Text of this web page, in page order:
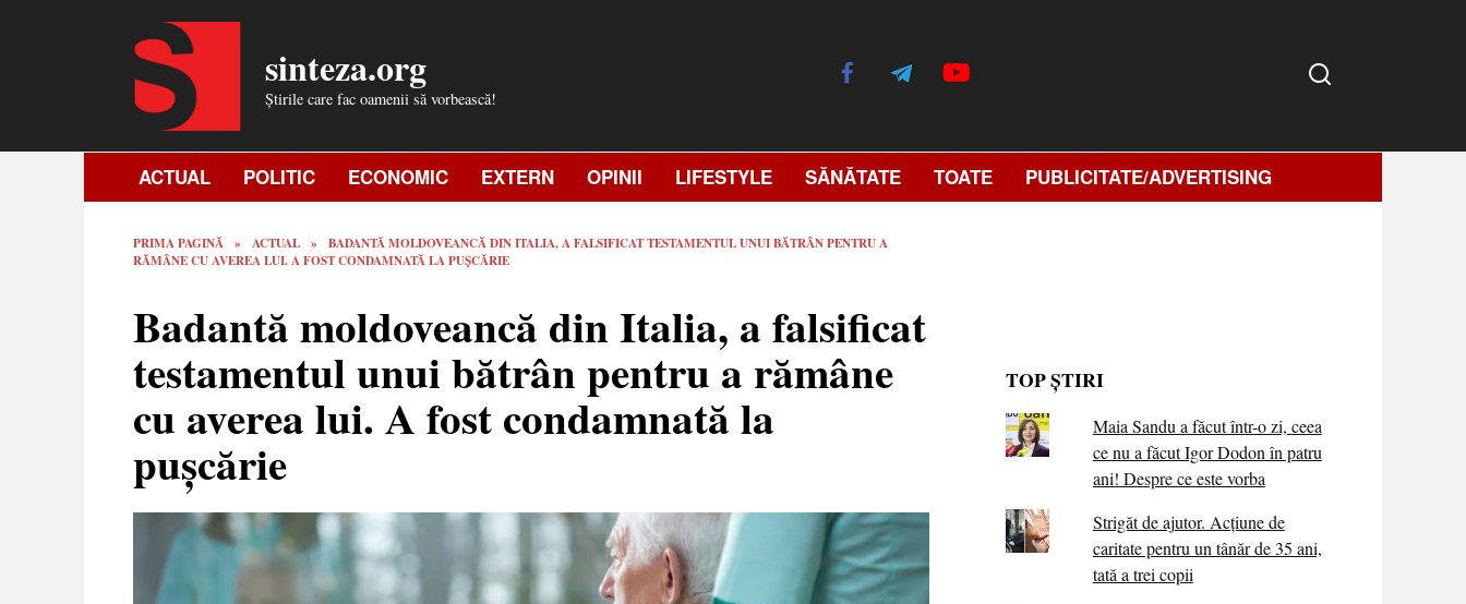
sinteza.org
Știrile care fac oamenii să vorbească!
ACTUAL POLITIC ECONOMIC EXTERN OPINII LIFESTYLE SĂNĂTATE TOATE PUBLICITATE/ADVERTISING
PRIMA PAGINĂ » ACTUAL »
BADANTĂ MOLDOVEANCĂ DIN ITALIA, A FALSIFICAT TESTAMENTUL UNUI BĂTRÂN PENTRU A
RĂMÂNE CU AVEREA LUI. A FOST CONDAMNATĂ LA PUȘCĂRIE
Badantă moldoveancă din Italia, a falsificat
testamentul unui bătrân pentru a rămâne
cu averea lui. A fost condamnată la
pușcărie
TOP ȘTIRI
Maia Sandu a făcut într-o zi, ceea
ce nu a făcut Igor Dodon în patru
ani! Despre ce este vorba
Strigăt de ajutor. Acțiune de
caritate pentru un tânăr de 35 ani,
tată a trei copii